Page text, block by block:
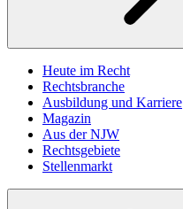
Heute im Recht
Rechtsbranche
Ausbildung und Karriere
Magazin
Aus der NJW
Rechtsgebiete
Stellenmarkt